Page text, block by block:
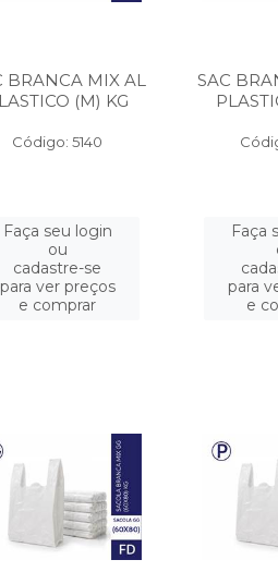
BRANCA MIX AL
(M) KG
Código: 5140
Faça seu login
ou
cadastre-se
para ver preços
e comprar
SAC
Faça
para
e